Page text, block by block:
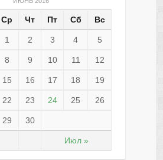
Ср Чт Пт Сб Вс
Июл »
1 2 3 4 5
8 9 10 11 12
15 16 17 18 19
22 23 24 25 26
29 30